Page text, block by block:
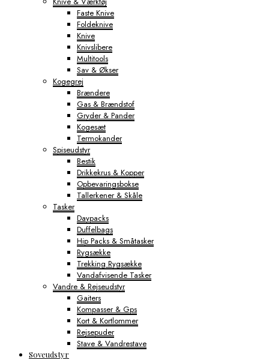
Faste Knive
Foldeknive
Knive
Knivslibere
Multitools
Sav & Økser
Kogegrej
Brændere
Gas & Brændstof
Gryder & Pander
Kogesæt
Termokander
Spiseudstyr
Bestik
Drikkekrus & Kopper
Opbevaringsbokse
Tallerkener & Skåle
Tasker
Daypacks
Duffelbags
Hip Packs & Småtasker
Rygsække
Trekking Rygsække
Vandafvisende Tasker
Vandre & Rejseudstyr
Gaiters
Kompasser & Gps
Kort & Kortlommer
Rejsepuder
Stave & Vandrestave
Soveudstyr